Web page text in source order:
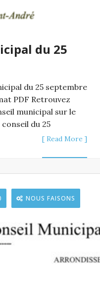
du 25
du 25 septembre
PDF Retrouvez
municipal sur le
du 25
[ Read More ]
NOUS FAISONS